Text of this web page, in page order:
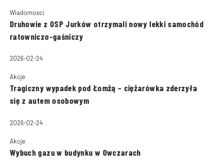
Wiadomości
Druhowie z OSP Jurków otrzymali nowy lekki samochód
ratowniczo-gaśniczy
2026-02-24
Akcje
Tragiczny wypadek pod Łomżą – ciężarówka zderzyła
się z autem osobowym
2026-02-24
Akcje
Wybuch gazu w budynku w Owczarach